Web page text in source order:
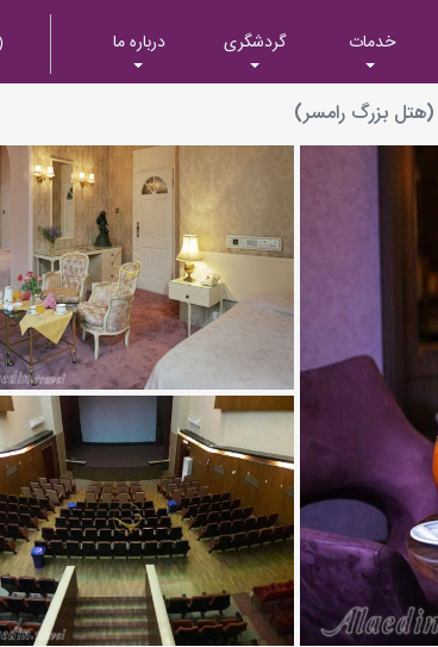
خدمات گردشگری درباره ما
(هتل بزرگ رامسر)